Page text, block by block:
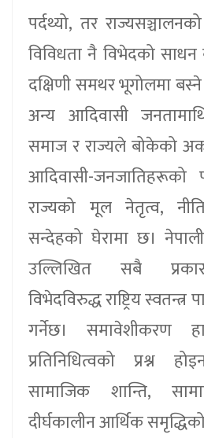
पर्दथ्यो, तर
विविधता नै विभेदको साधन
दक्षिणी समथर भूगोलमा
अन्य आदिवासी
समाज र राज्यले बोकेको
आदिवासी-
राज्यको मूल नेतृत्व,
सन्देहको घेरामा छ।
उल्लिखित सबै
विभेदविरुद्ध राष्ट्रिय स्वतन्त्र
गर्नेछ। समावेशीकरण
प्रतिनिधित्वको प्रश्न
सामाजिक शान्ति,
दीर्घकालीन आर्थिक